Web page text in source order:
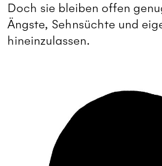
Doch sie bleiben offen
Ängste, Sehnsüchte und
hineinzulassen.